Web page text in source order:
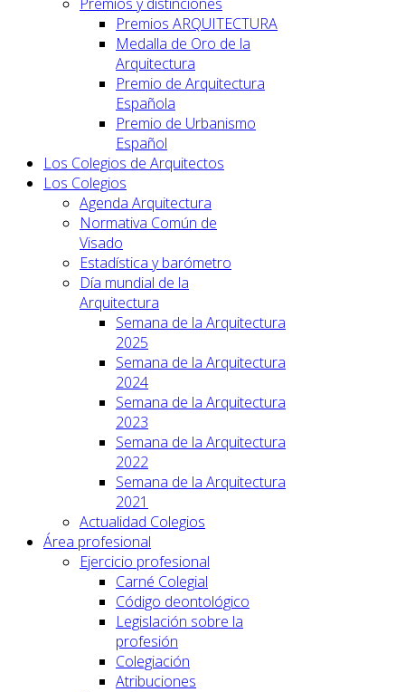
Premios ARQUITECTURA
Medalla de Oro de la
Arquitectura
Premio de Arquitectura
Española
Premio de Urbanismo
Español
Los Colegios de Arquitectos
Los Colegios
Agenda Arquitectura
Normativa Común de
Visado
Estadística y barómetro
Día mundial de la
Arquitectura
Semana de la Arquitectura
2025
Semana de la Arquitectura
2024
Semana de la Arquitectura
2023
Semana de la Arquitectura
2022
Semana de la Arquitectura
2021
Actualidad Colegios
Área profesional
Ejercicio profesional
Carné Colegial
Código deontológico
Legislación sobre la
profesión
Colegiación
Atribuciones